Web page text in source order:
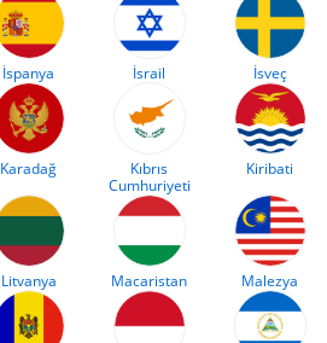
İspanya İsrail İsveç
Karadağ
Kıbrıs
Cumhuriyeti
Kiribati
Litvanya Macaristan Malezya